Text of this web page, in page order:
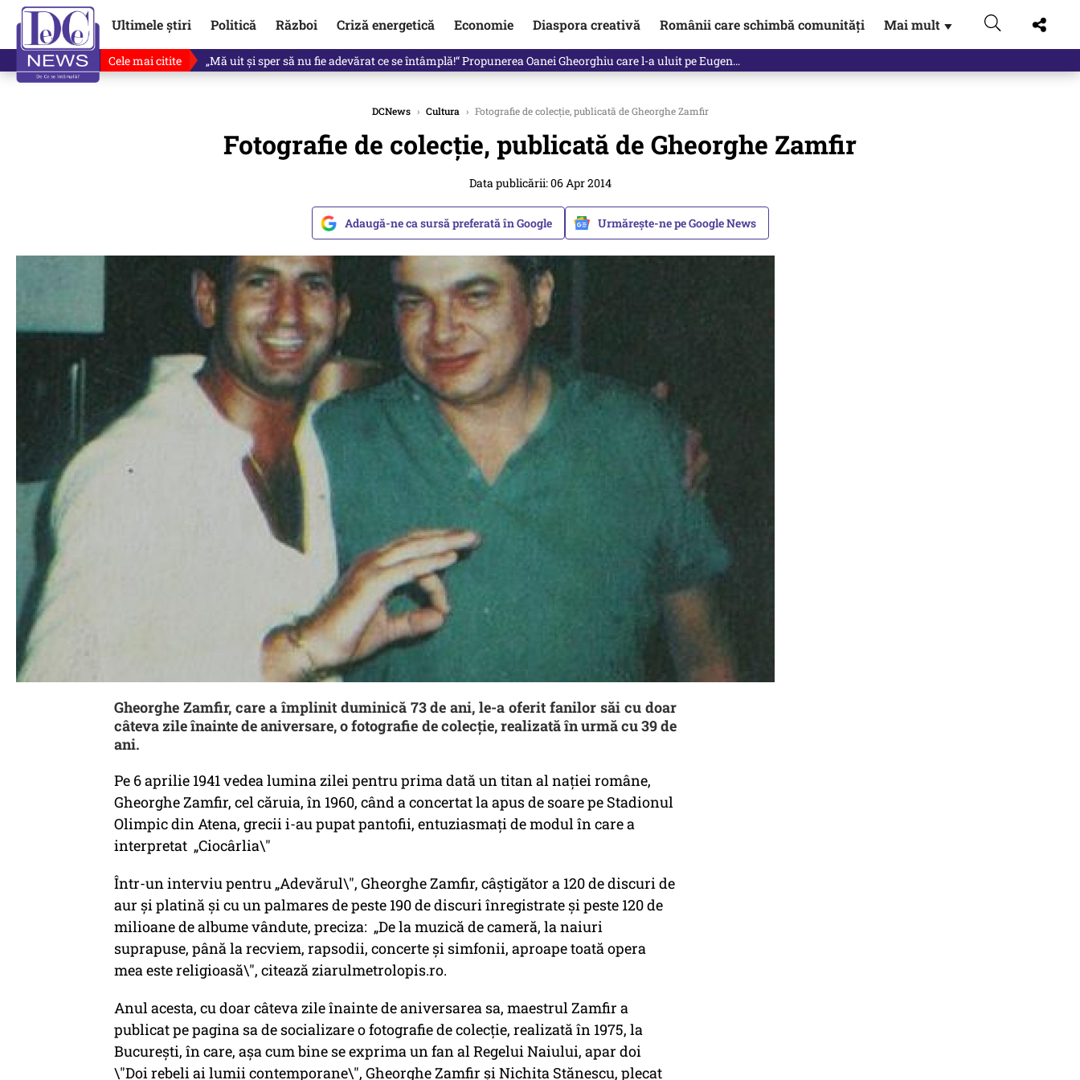
Ultimele știri Politică Război Criză energetică Economie Diaspora creativă Românii care schimbă comunități Mai mult ▼
Cele mai citite Singurul lucru care l-ar putea clinti pe Ilie Bolojan de la Palatul Victoria. Verdictul lui Bogdan Chirieac
DCNews › Cultura › Fotografie de colecție, publicată de Gheorghe Zamfir
Fotografie de colecție, publicată de Gheorghe Zamfir
Data publicării: 06 Apr 2014
Adaugă-ne ca sursă preferată în Google Urmărește-ne pe Google News
Gheorghe Zamfir, care a împlinit duminică 73 de ani, le-a oferit fanilor săi cu doar
câteva zile înainte de aniversare, o fotografie de colecție, realizată în urmă cu 39 de
ani.
Pe 6 aprilie 1941 vedea lumina zilei pentru prima dată un titan al nației române,
Gheorghe Zamfir, cel căruia, în 1960, când a concertat la apus de soare pe Stadionul
Olimpic din Atena, grecii i-au pupat pantofii, entuziasmați de modul în care a
interpretat „Ciocârlia\"
Într-un interviu pentru „Adevărul\", Gheorghe Zamfir, câştigător a 120 de discuri de
aur şi platină și cu un palmares de peste 190 de discuri înregistrate şi peste 120 de
milioane de albume vândute, preciza: „De la muzică de cameră, la naiuri
suprapuse, până la recviem, rapsodii, concerte şi simfonii, aproape toată opera
mea este religioasă\", citează ziarulmetrolopis.ro.
Anul acesta, cu doar câteva zile înainte de aniversarea sa, maestrul Zamfir a
publicat pe pagina sa de socializare o fotografie de colecție, realizată în 1975, la
București, în care, așa cum bine se exprima un fan al Regelui Naiului, apar doi
\"Doi rebeli ai lumii contemporane\", Gheorghe Zamfir și Nichita Stănescu, plecat